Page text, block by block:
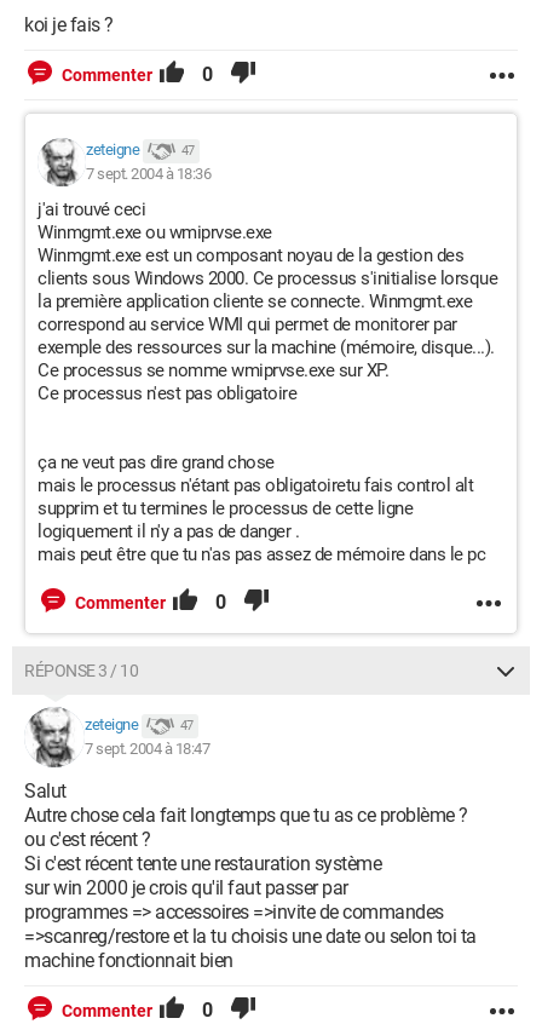
koi je fais ?
Commenter 0
zeteigne 47
7 sept. 2004 à 18:36
j'ai trouvé ceci
Winmgmt.exe ou wmiprvse.exe
Winmgmt.exe est un composant noyau de la gestion des
clients sous Windows 2000. Ce processus s'initialise lorsque
la première application cliente se connecte. Winmgmt.exe
correspond au service WMI qui permet de monitorer par
exemple des ressources sur la machine (mémoire, disque...).
Ce processus se nomme wmiprvse.exe sur XP.
Ce processus n'est pas obligatoire
ça ne veut pas dire grand chose
mais le processus n'étant pas obligatoiretu fais control alt
supprim et tu termines le processus de cette ligne
logiquement il n'y a pas de danger .
mais peut être que tu n'as pas assez de mémoire dans le pc
Commenter 0
RÉPONSE 3 / 10
zeteigne 47
7 sept. 2004 à 18:47
Salut
Autre chose cela fait longtemps que tu as ce problème ?
ou c'est récent ?
Si c'est récent tente une restauration système
sur win 2000 je crois qu'il faut passer par
programmes => accessoires =>invite de commandes
=>scanreg/restore et la tu choisis une date ou selon toi ta
machine fonctionnait bien
Commenter 0